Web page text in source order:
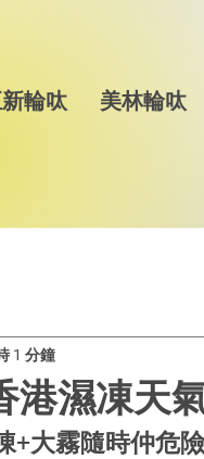
輪呔 美林輪呔
港濕凍天
1 分鐘
+大霧隨時仲危